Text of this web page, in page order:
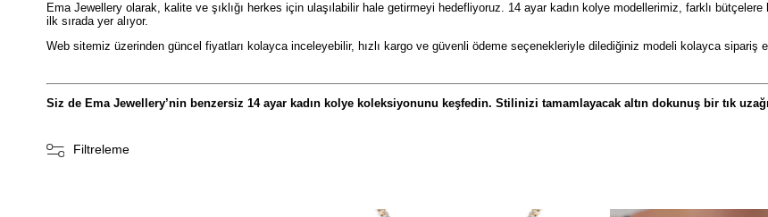
Ema Jewellery olarak, kalite ve şıklığı herkes için ulaşılabilir hale getirmeyi hedefliyoruz. 14 ayar kadın kolye modellerimiz, farklı
ilk sırada yer alıyor.
Web sitemiz üzerinden güncel fiyatları kolayca inceleyebilir, hızlı kargo ve güvenli ödeme seçenekleriyle dilediğiniz modeli kolayca sipariş
Siz de Ema Jewellery’nin benzersiz 14 ayar kadın kolye koleksiyonunu keşfedin. Stilinizi tamamlayacak altın dokunuş bir tık
Filtreleme